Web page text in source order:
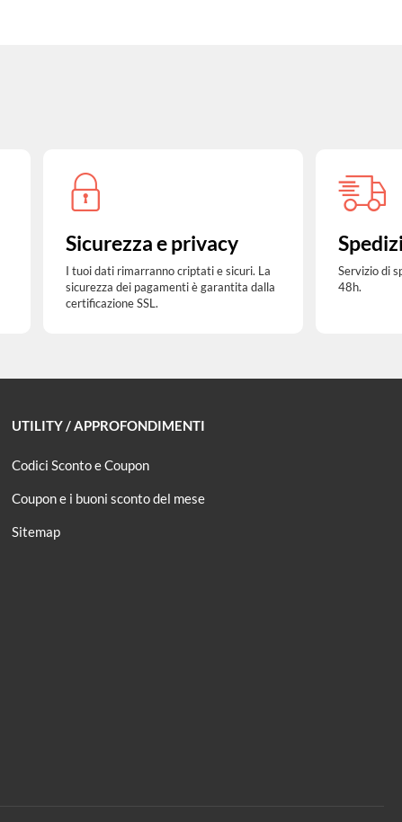
Sicurezza e privacy
I tuoi dati rimarranno criptati e sicuri. La
sicurezza dei pagamenti è garantita dalla
certificazione SSL.
Servizio di
48h.
UTILITY / APPROFONDIMENTI
Codici Sconto e Coupon
Coupon e i buoni sconto del mese
Sitemap